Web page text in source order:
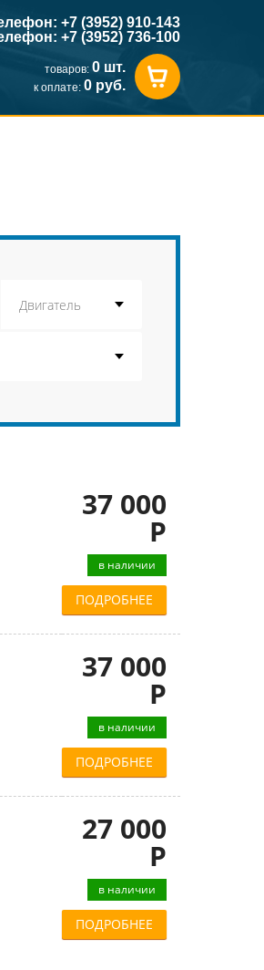
+7 (3952) 910-143
+7 (3952) 736-100
товаров: 0 шт.
к оплате: 0 руб.
37 000
Р
в наличии
ПОДРОБНЕЕ
37 000
Р
в наличии
ПОДРОБНЕЕ
27 000
Р
в наличии
ПОДРОБНЕЕ